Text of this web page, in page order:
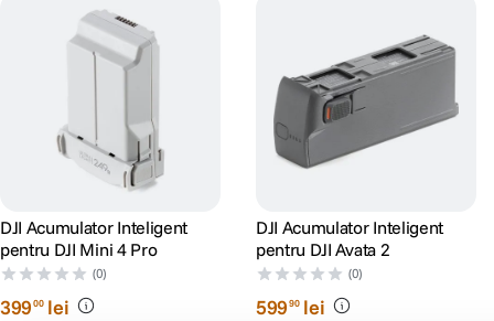
DJI Acumulator Inteligent
pentru DJI Mini 4 Pro
(0)
39900 lei
DJI Acumulator Inteligent
pentru DJI Avata 2
(0)
59990 lei